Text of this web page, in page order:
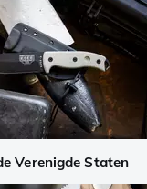
Verenigde Staten